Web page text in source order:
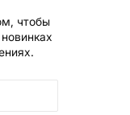
чтобы